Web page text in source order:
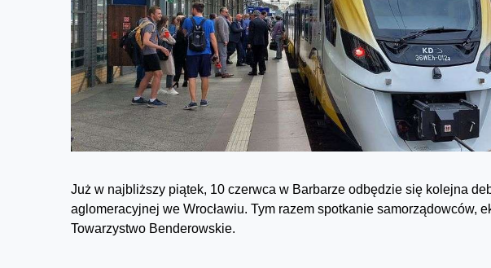
Już w najbliższy piątek, 10 czerwca w Barbarze odbędzie się kolejna
aglomeracyjnej we Wrocławiu. Tym razem spotkanie samorządowców,
Towarzystwo Benderowskie.